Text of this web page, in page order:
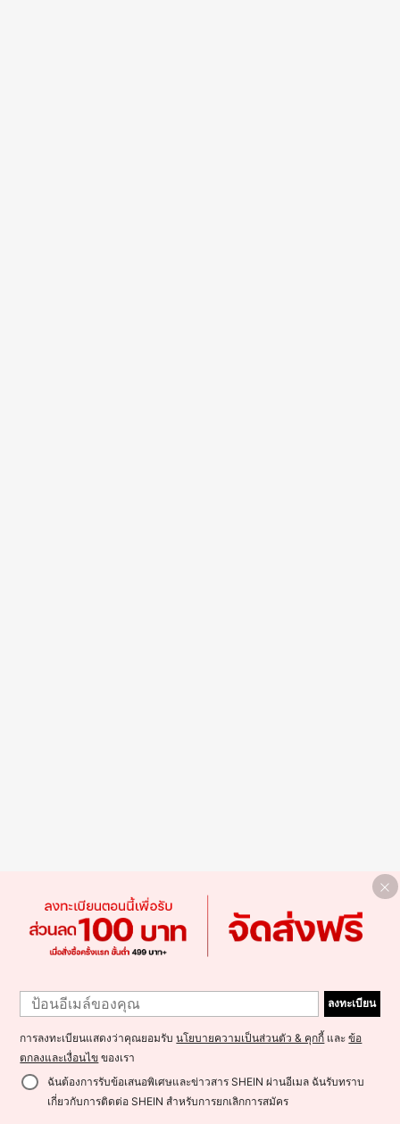
ลงทะเบียน
การลงทะเบียนแสดงว่าคุณยอมรับนโยบายความเป็นส่วนตัว & คุกกี้ และข้อ
ตกลงและเงื่อนไข ของเรา
ฉันต้องการรับข้อเสนอพิเศษและข่าวสาร SHEIN ผ่านอีเมล ฉันรับทราบ
เกี่ยวกับการติดต่อ SHEIN สำหรับการยกเลิกการสมัคร